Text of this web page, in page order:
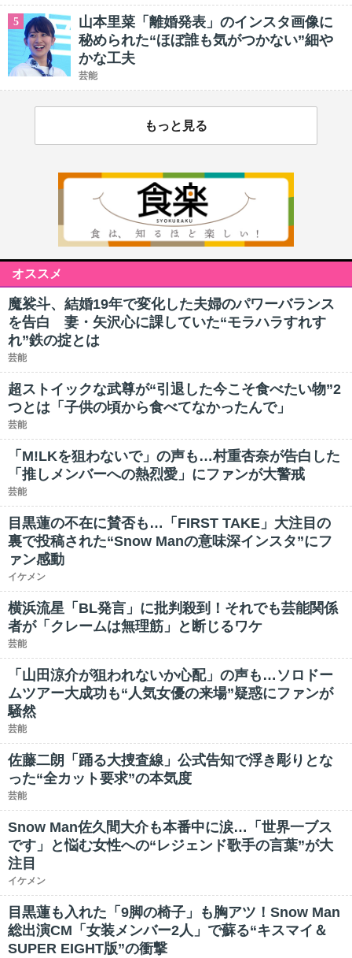
5
山本里菜「離婚発表」のインスタ画像に
秘められた“ほぼ誰も気がつかない”細や
かな工夫
芸能
もっと見る
オススメ
魔裟斗、結婚19年で変化した夫婦のパワーバランス
を告白 妻・矢沢心に課していた“モラハラすれす
れ”鉄の掟とは
芸能
超ストイックな武尊が“引退した今こそ食べたい物”2
つとは「子供の頃から食べてなかったんで」
芸能
「M!LKを狙わないで」の声も…村重杏奈が告白した
「推しメンバーへの熱烈愛」にファンが大警戒
芸能
目黒蓮の不在に賛否も…「FIRST TAKE」大注目の
裏で投稿された“Snow Manの意味深インスタ”にフ
ァン感動
イケメン
横浜流星「BL発言」に批判殺到！それでも芸能関係
者が「クレームは無理筋」と断じるワケ
芸能
「山田涼介が狙われないか心配」の声も…ソロドー
ムツアー大成功も“人気女優の来場”疑惑にファンが
騒然
芸能
佐藤二朗「踊る大捜査線」公式告知で浮き彫りとな
った“全カット要求”の本気度
芸能
Snow Man佐久間大介も本番中に涙…「世界一ブス
です」と悩む女性への“レジェンド歌手の言葉”が大
注目
イケメン
目黒蓮も入れた「9脚の椅子」も胸アツ！Snow Man
総出演CM「女装メンバー2人」で蘇る“キスマイ＆
SUPER EIGHT版”の衝撃